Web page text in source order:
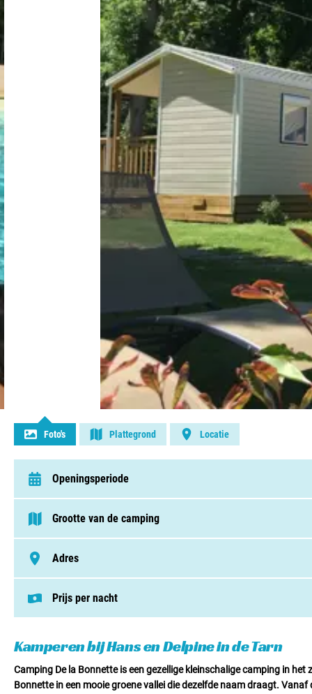
Nieuws / blog
Foto's Plattegrond Locatie
Kamperen bij Hans en Delpine in de Tarn
Camping De la Bonnette is een gezellige kleinschalige camping in
Bonnette in een mooie groene vallei die dezelfde naam draagt.
Openingsperiode
van 27 maart t/m 3 oktober
Grootte van de camping
< 75 plaatsen
Adres
Route De La Bonnette 672, 82160, Caylus
Prijs per nacht
Staanplaatsen v.a. € 31,80